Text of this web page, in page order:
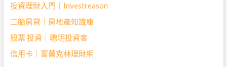
投資理財入門｜Investreason
二胎房貸｜房地產知識庫
股票 投資｜聰明投資客
信用卡｜富蘭克林理財網